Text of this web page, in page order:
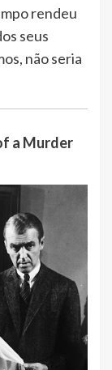
rendeu
seus
não seria
a Murder